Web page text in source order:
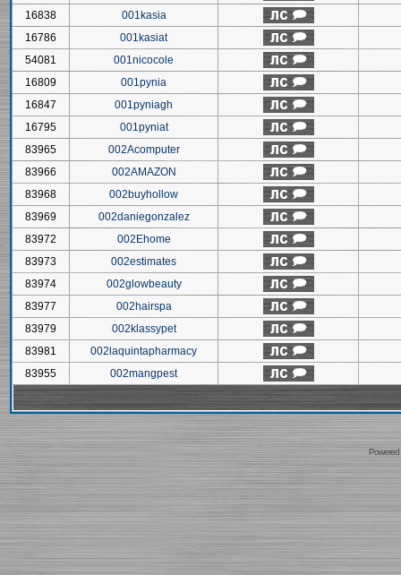
16838
001kasia
16786
001kasiat
54081
001nicocole
16809
001pynia
16847
001pyniagh
16795
001pyniat
83965
002Acomputer
83966
002AMAZON
83968
002buyhollow
83969
002daniegonzalez
83972
002Ehome
83973
002estimates
83974
002glowbeauty
83977
002hairspa
83979
002klassypet
83981
002laquintapharmacy
83955
002mangpest